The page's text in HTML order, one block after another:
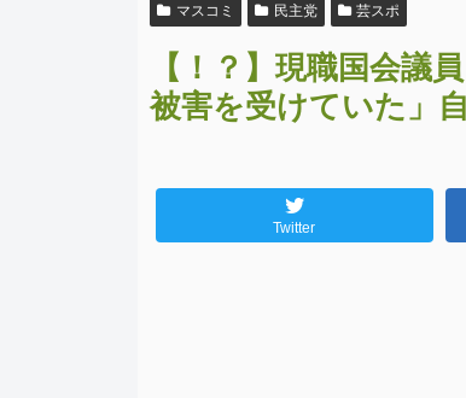
マスコミ 民主党 芸スポ
【！？】現職国会議
被害を受けていた」
Twitter